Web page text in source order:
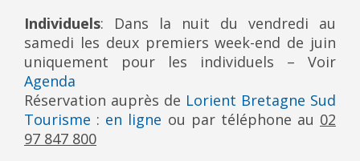
Individuels: Dans la nuit du vendredi au
samedi les deux premiers week-end de juin
uniquement pour les individuels – Voir
Agenda
Réservation auprès de Lorient Bretagne Sud
Tourisme : en ligne ou par téléphone au 02
97 847 800